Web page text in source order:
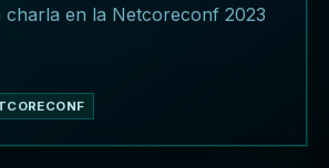
charla en la Netcoreconf 2023